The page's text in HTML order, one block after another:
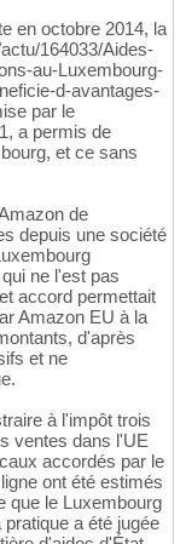
en octobre 2014, la
164033/Aides-
au-Luxembourg-
d-avantages-
par le
a permis de
et ce sans
de
depuis une société
ne l'est pas
accord permettait
Amazon EU à la
d'après
et ne
à l'impôt trois
ventes dans l'UE
accordés par le
ont été estimés
que le Luxembourg
a été jugée